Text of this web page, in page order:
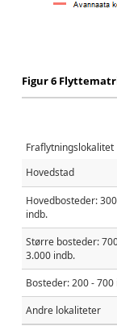
Figur 6
Fraflytningslokalitet
Hovedstad
Hovedbosteder:
indb.
Større bosteder:
3.000 indb.
Bosteder: 200 - 700
Andre lokaliteter